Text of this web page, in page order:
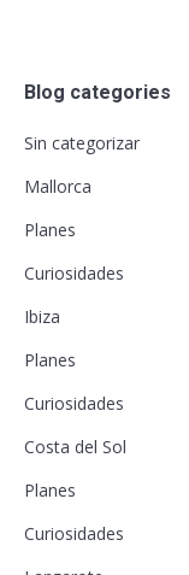
Blog categories
Sin categorizar
Mallorca
Planes
Curiosidades
Ibiza
Planes
Curiosidades
Costa del Sol
Planes
Curiosidades